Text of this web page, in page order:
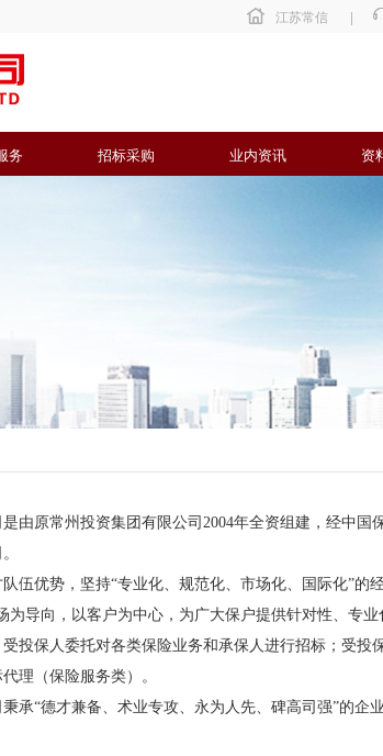
江苏常信 |
务 招标采购 业内资讯 资
由原常州投资集团有限公司2004年全资组建，经中
伍优势，坚持“专业化、规范化、市场化、国际化”的
为导向，以客户为中心，为广大保户提供针对性、专
投保人委托对各类保险业务和承保人进行招标；受
理（保险服务类）。
承“德才兼备、术业专攻、永为人先、碑高司强”的企